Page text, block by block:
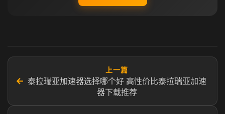
←
上一篇
泰拉瑞亚加速器选择哪个好 高性价比泰拉瑞亚加速
器下载推荐